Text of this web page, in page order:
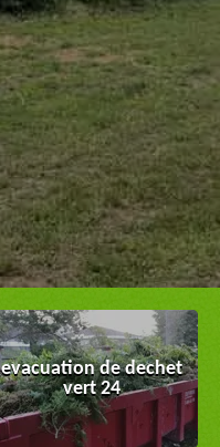
evacuation de dechet
vert 24